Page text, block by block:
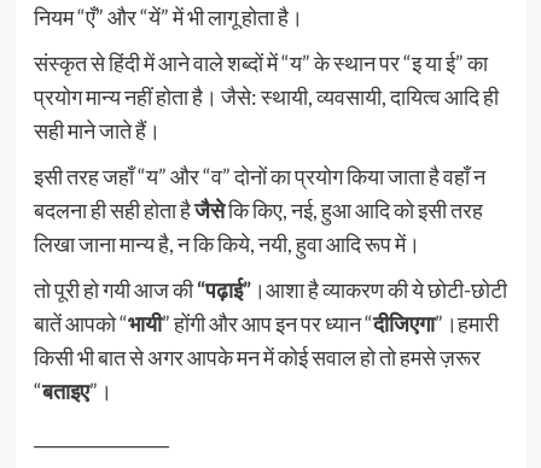
नियम “एँ” और “यें” में भी लागू होता है।
संस्कृत से हिंदी में आने वाले शब्दों में “य” के स्थान पर “इ या ई” का
प्रयोग मान्य नहीं होता है। जैसे: स्थायी, व्यवसायी, दायित्व आदि ही
सही माने जाते हैं।
इसी तरह जहाँ “य” और “व” दोनों का प्रयोग किया जाता है वहाँ न
बदलना ही सही होता हैजैसेकि किए, नई, हुआ आदि को इसी तरह
लिखा जाना मान्य है, न कि किये, नयी, हुवा आदि रूप में।
तो पूरी हो गयी आज की“पढ़ाई”।आशा है व्याकरण की ये छोटी-छोटी
बातें आपको “भायी” होंगी और आप इन पर ध्यान “दीजिएगा”।हमारी
किसी भी बात से अगर आपके मन में कोई सवाल हो तो हमसे ज़रूर
“बताइए”।